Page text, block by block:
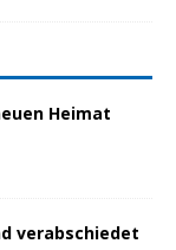
Heimat
verabschiedet